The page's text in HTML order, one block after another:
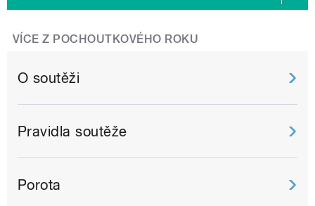
VÍCE Z POCHOUTKOVÉHO ROKU
O soutěži
Pravidla soutěže
Porota